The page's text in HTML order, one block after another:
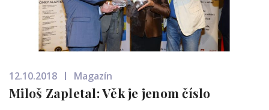
12.10.2018 Magazín
Miloš Zapletal: Věk je jenom číslo